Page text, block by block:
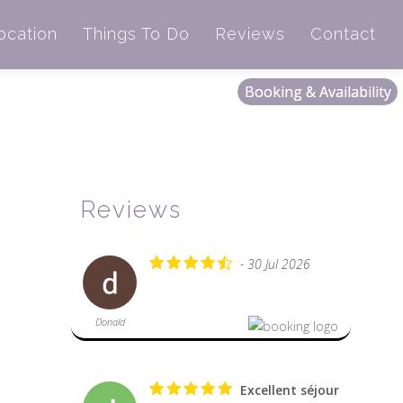
Things To Do Reviews Contact
Booking & Availability
Reviews
Donald
- 30 Jul 2026
Excellent séjour